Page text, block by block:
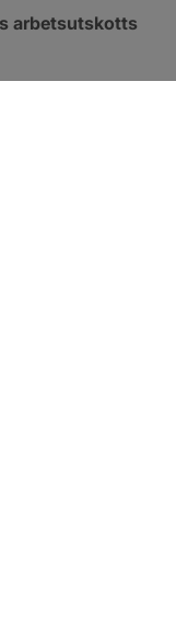
arbetsutskotts
i nytt fönster.